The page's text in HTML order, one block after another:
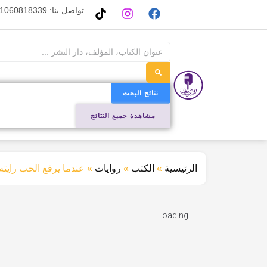
تواصل بنا: 01060818339
نتائج البحث
مشاهدة جميع النتائج
الرئيسية » الكتب » روايات » عندما يرفع الحب
Loading...